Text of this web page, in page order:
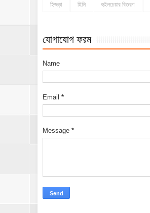
হিজড়া হিলি হুইলচেয়ার বিতরণ
যোগাযোগ ফরম
Name
Email *
Message *